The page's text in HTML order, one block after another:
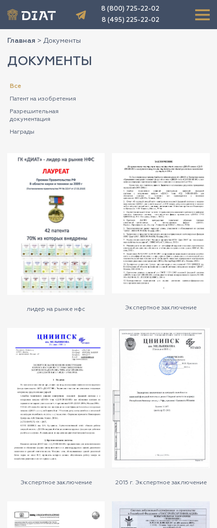
8 (800) 725-22-02
8 (495) 225-22-02
Главная > Документы
ДОКУМЕНТЫ
Все
Патент на изобретения
Разрешительная
документация
Награды
лидер на рынке нфс Экспертное заключение
Экспертное заключение 2015 г. Экспертное заключение